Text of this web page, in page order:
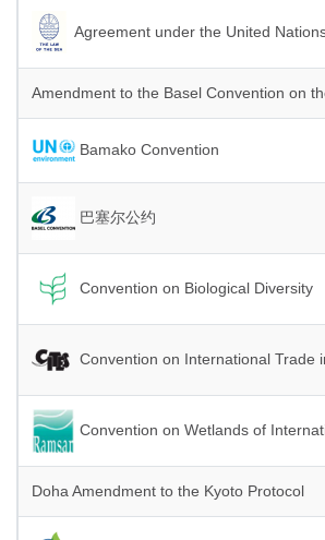
Agreement under the United
Amendment to the Basel Convention on
Bamako Convention
巴塞尔公约
Convention on Biological Diversity
Convention on International Trade
Convention on Wetlands of
Doha Amendment to the Kyoto Protocol